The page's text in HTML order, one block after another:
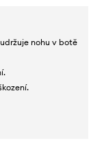
nohu v botě